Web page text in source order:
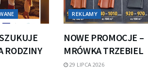
RODZINY
REKLAMY
NOWE PROMOCJE –
MRÓWKA TRZEBIEL
29 LIPCA 2026